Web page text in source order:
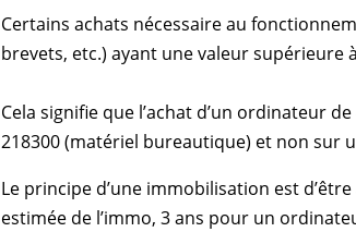
Certains achats nécessaire au
brevets, etc.) ayant une valeur supérieure
Cela signifie que l’achat d’un ordinateur
218300 (matériel bureautique) et non sur
Le principe d’une immobilisation est
estimée de l’immo, 3 ans pour un